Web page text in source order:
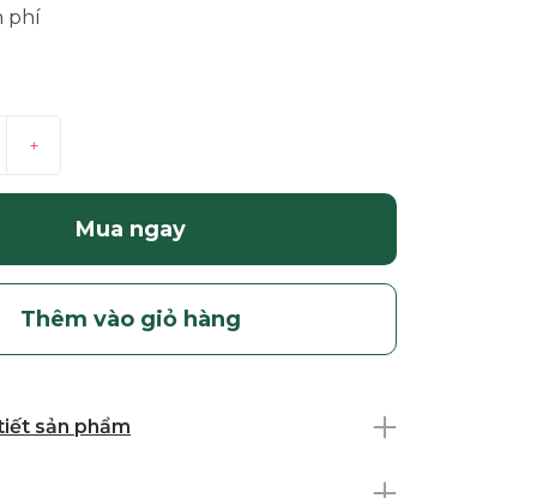
phí
+
Mua ngay
Thêm vào giỏ hàng
sản phẩm